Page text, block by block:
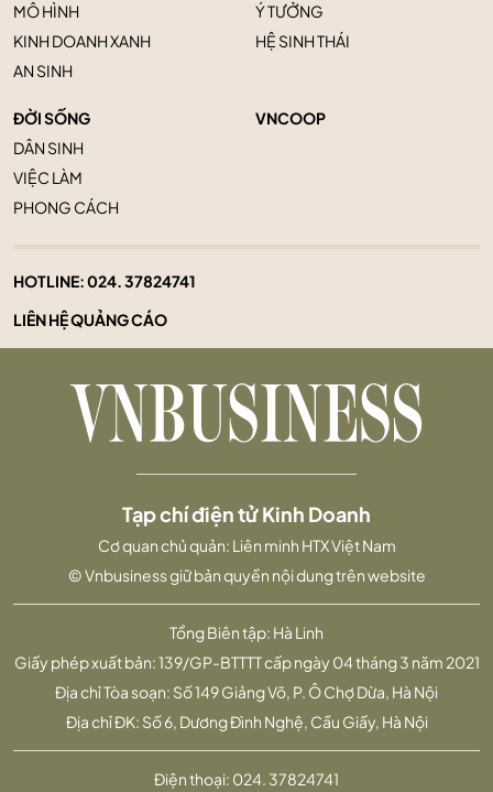
MÔ HÌNH
KINH DOANH XANH
AN SINH
Ý TƯỞNG
HỆ SINH THÁI
ĐỜI SỐNG
DÂN SINH
VIỆC LÀM
PHONG CÁCH
VNCOOP
HOTLINE:024. 37824741
LIÊN HỆ QUẢNG CÁO
Tổng Biên tập: Hà Linh
Giấy phép xuất bản: 139/GP-BTTTT cấp ngày 04 tháng 3 năm 2021
Địa chỉ Tòa soạn: Số 149 Giảng Võ, P. Ô Chợ Dừa, Hà Nội
Địa chỉ ĐK: Số 6, Dương Đình Nghệ, Cầu Giấy, Hà Nội
Tạp chí điện tử Kinh Doanh
Cơ quan chủ quản: Liên minh HTX Việt Nam
© Vnbusiness giữ bản quyền nội dung trên website
Điện thoại: 024. 37824741